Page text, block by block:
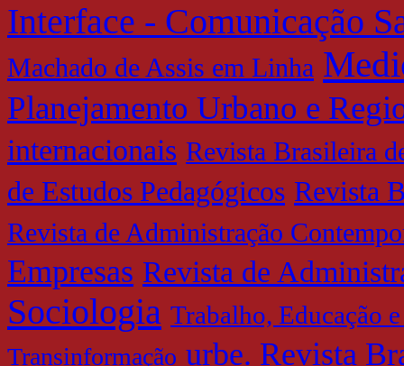
Interface - Comunicação
Machado de Assis em Linha
Planejamento Urbano e
internacionais Revista Brasileira
de Estudos Pedagógicos Revista
Revista de Administração
Empresas Revista de
Sociologia Trabalho, Educação
Transinformação urbe. Revista